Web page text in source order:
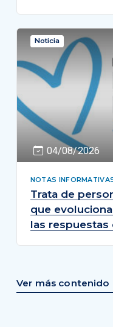
Noticia
04/08/2026
NOTAS
Trata de
que
las respuestas
Ver más contenido